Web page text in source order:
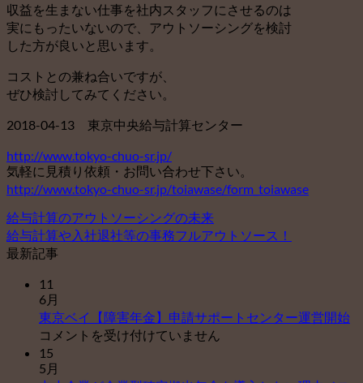
収益を生まない仕事を社内スタッフにさせるのは
実にもったいないので、アウトソーシングを検討
した方が良いと思います。
コストとの兼ね合いですが、
ぜひ検討してみてください。
2018-04-13 東京中央給与計算センター
http://www.tokyo-chuo-sr.jp/
気軽に見積り依頼・お問い合わせ下さい。
http://www.tokyo-chuo-sr.jp/toiawase/form_toiawase
給与計算のアウトソーシングの未来
給与計算や入社退社等の事務フルアウトソース！
最新記事
11
6月
東京ベイ【障害年金】申請サポートセンター運営開始東
コメントを受け付けていません
15
5月